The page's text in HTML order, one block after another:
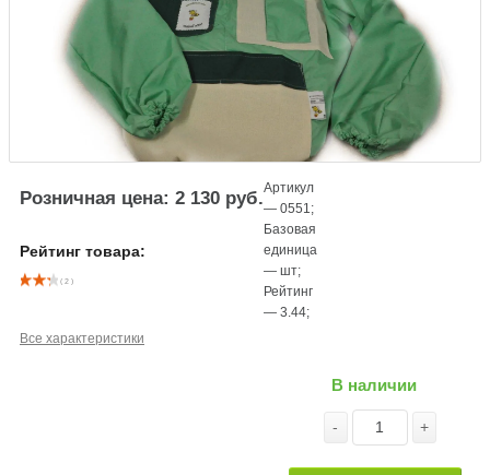
Розничная цена: 2 130 руб.
Рейтинг товара:
( 2 )
Артикул
—0551 ;
Базовая
единица
—шт;
Рейтинг
—3.44;
Все характеристики
В наличии
- +